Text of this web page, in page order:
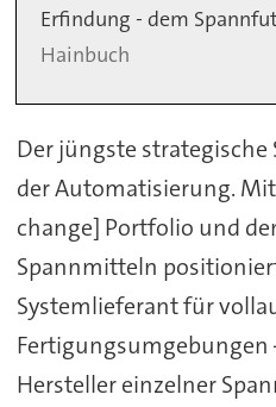
Erfindung - dem
Hainbuch
Der jüngste
der Automatisierung.
change] Portfolio und
Spannmitteln
Systemlieferant für
Hersteller einzelner